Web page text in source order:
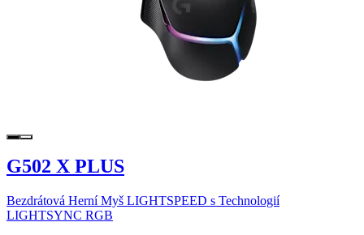
G502 X PLUS
Bezdrátová Herní Myš LIGHTSPEED s Technologií
LIGHTSYNC RGB